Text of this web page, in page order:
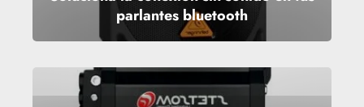
parlantes bluetooth